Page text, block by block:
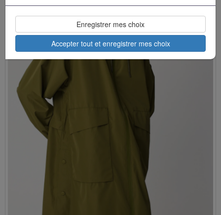
Enregistrer mes choix
Accepter tout et enregistrer mes choix